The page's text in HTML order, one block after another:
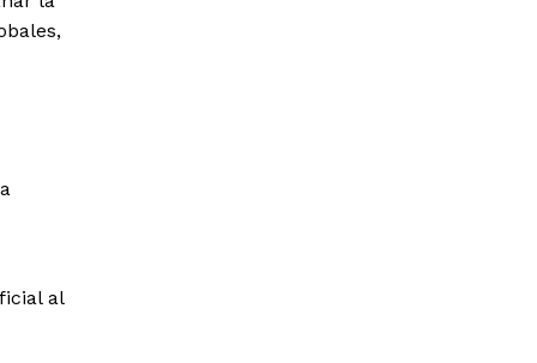
al